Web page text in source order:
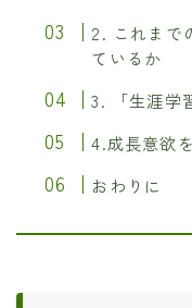
2. これまで
ているか
3. 「生涯学
4.成長意欲
おわりに